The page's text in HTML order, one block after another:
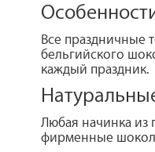
Все праздничные
бельгийского
каждый праздник.
Любая начинка
фирменные